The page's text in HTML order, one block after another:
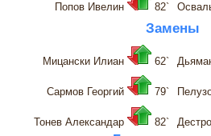
Попов Ивелин 82`
Замены
Мицански Илиан 62`
Сармов Георгий 79`
Тонев Александар 82`